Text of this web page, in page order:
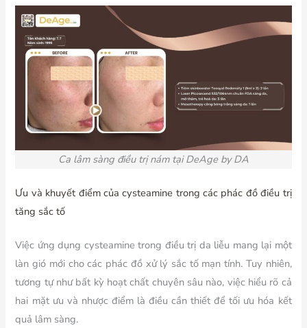
Ca lâm sàng điều trị nám tại DeAge by DA
Ưu và khuyết điểm của cysteamine trong các phác đồ điều trị
tăng sắc tố
Việc ứng dụng cysteamine trong điều trị da liễu mang lại một
làn gió mới cho các phác đồ xử lý sắc tố mạn tính. Tuy nhiên,
tương tự như bất kỳ hoạt chất chuyên sâu nào, việc hiểu rõ cả
hai mặt ưu và nhược điểm là điều cần thiết để tối ưu hóa kết
quả lâm sàng.